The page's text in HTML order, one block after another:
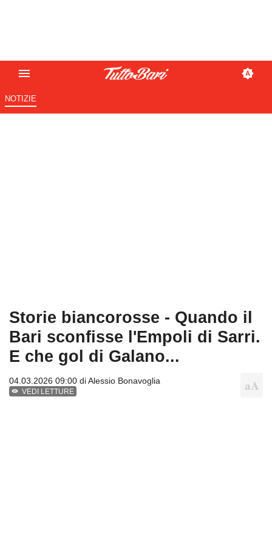
NOTIZIE
Storie biancorosse - Quando il
Bari sconfisse l'Empoli di Sarri.
E che gol di Galano...
04.03.2026 09:00 diAlessio Bonavoglia
VEDI LETTURE